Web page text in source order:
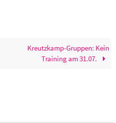
Kreutzkamp-Gruppen: Kein
Training am 31.07.